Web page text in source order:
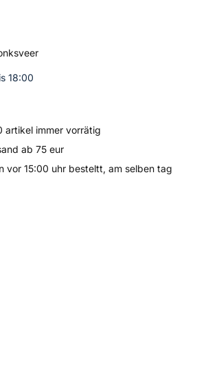
18:00
artikel immer vorrätig
ab 75 eur
vor 15:00 uhr besteltt, am selben tag